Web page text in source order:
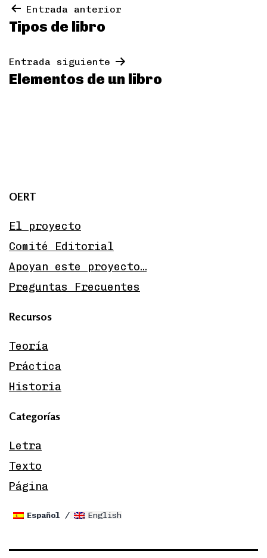
Navegación
de
entradas
Entrada anterior
Tipos de libro
Entrada siguiente
Elementos de un libro
OERT
El proyecto
Comité Editorial
Apoyan este proyecto…
Preguntas Frecuentes
Recursos
Teoría
Práctica
Historia
Categorías
Letra
Texto
Página
Español English